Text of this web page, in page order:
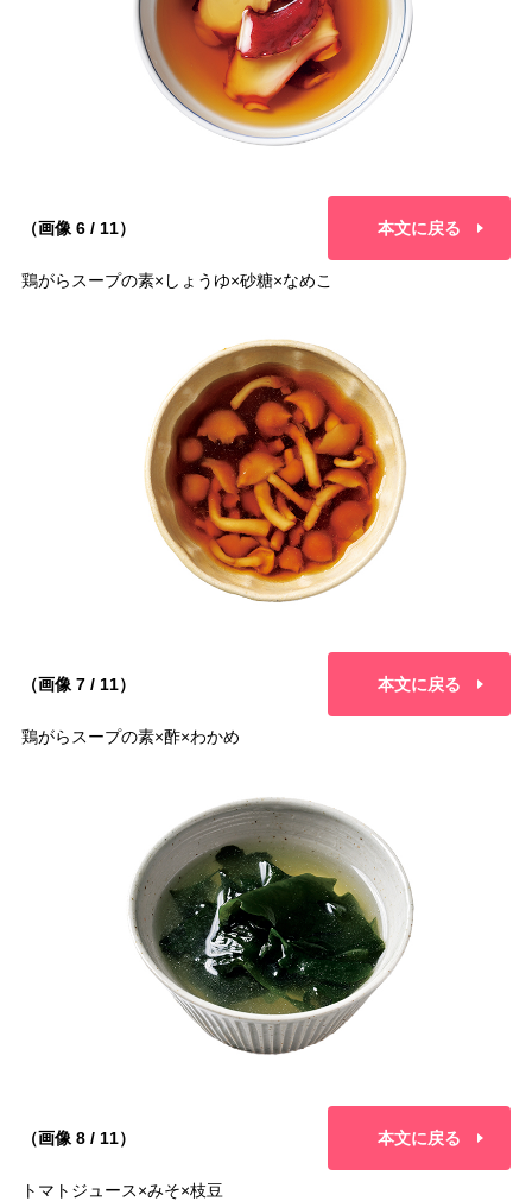
（画像 6 / 11） 本文に戻る
鶏がらスープの素×しょうゆ×砂糖×なめこ
（画像 7 / 11） 本文に戻る
鶏がらスープの素×酢×わかめ
（画像 8 / 11） 本文に戻る
トマトジュース×みそ×枝豆